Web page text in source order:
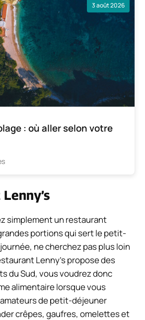
3 août 2026
: où aller selon votre
simplement un restaurant
portions qui sert le petit-
ne cherchez pas plus loin
Lenny’s propose des
du Sud, vous voudrez donc
alimentaire lorsque vous
de petit-déjeuner
crêpes, gaufres, omelettes et